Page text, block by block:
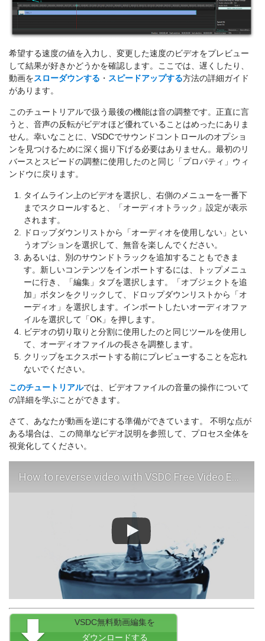
希望する速度の値を入力し、変更した速度のビデオをプレビュー
して結果が好きかどうかを確認します。ここでは、遅くしたり、
動画をスローダウンする ・ スピードアップする方法の詳細ガイド
があります。
このチュートリアルで扱う最後の機能は音の調整です。正直に言
うと、音声の反転がビデオほど優れていることはめったにありま
せん。幸いなことに、VSDCでサウンドコントロールのオプショ
ンを見つけるために深く掘り下げる必要はありません。最初のリ
バースとスピードの調整に使用したのと同じ「プロパティ」ウィ
ンドウに戻ります。
タイムライン上のビデオを選択し、右側のメニューを一番下
までスクロールすると、「オーディオトラック」設定が表示
されます。
ドロップダウンリストから「オーディオを使用しない」とい
うオプションを選択して、無音を楽しんでください。
あるいは、別のサウンドトラックを追加することもできま
す。新しいコンテンツをインポートするには、トップメニュ
ーに行き、「編集」タブを選択します。「オブジェクトを追
加」ボタンをクリックして、ドロップダウンリストから「オ
ーディオ」を選択します。インポートしたいオーディオファ
イルを選択して「OK」を押します。
ビデオの切り取りと分割に使用したのと同じツールを使用し
て、オーディオファイルの長さを調整します。
クリップをエクスポートする前にプレビューすることを忘れ
ないでください。
このチュートリアルでは、ビデオファイルの音量の操作について
の詳細を学ぶことができます。
さて、あなたが動画を逆にする準備ができています。 不明な点が
ある場合は、この簡単なビデオ説明を参照して、プロセス全体を
視覚化してください。
How to reverse video with VSDC Free Video Editor
VSDC無料動画編集を
ダウンロードする